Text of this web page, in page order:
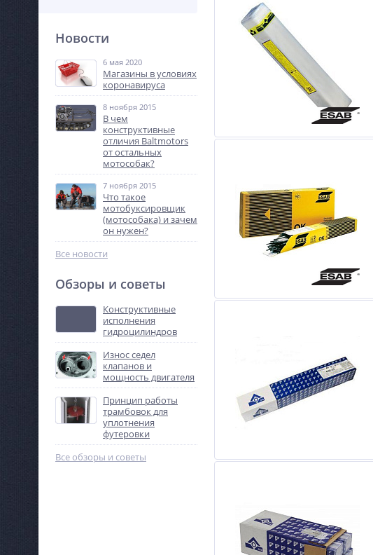
Новости
6 мая 2020
Магазины в условиях
коронавируса
8 ноября 2015
В чем
конструктивные
отличия Baltmotors
от остальных
мотособак?
7 ноября 2015
Что такое
мотобуксировщик
(мотособака) и зачем
он нужен?
Все новости
Обзоры и советы
Конструктивные
исполнения
гидроцилиндров
Износ седел
клапанов и
мощность двигателя
Принцип работы
трамбовок для
уплотнения
футеровки
Все обзоры и советы